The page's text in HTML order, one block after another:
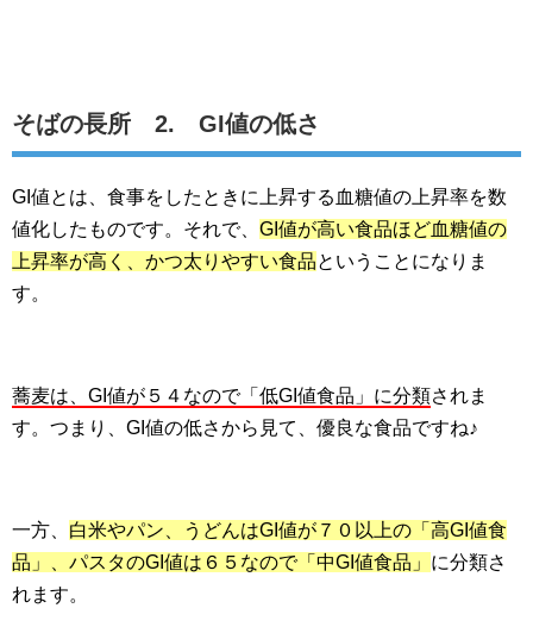
そばの長所 2. GI値の低さ
GI値とは、食事をしたときに上昇する血糖値の上昇率を数
値化したものです。それで、 GI値が高い食品ほど血糖値の
上昇率が高く、かつ太りやすい食品ということになりま
す。
蕎麦は、GI値が５４なので「低GI値食品」に分類されま
す。つまり、GI値の低さから見て、優良な食品ですね♪
一方、 白米やパン、うどんはGI値が７０以上の「高GI値食
品」、パスタのGI値は６５なので「中GI値食品」 に分類さ
れます。